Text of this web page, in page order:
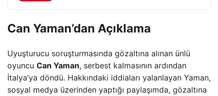
Can Yaman’dan Açıklama
Uyuşturucu soruşturmasında gözaltına alınan ünlü
oyuncu Can Yaman, serbest kalmasının ardından
İtalya’ya döndü. Hakkındaki iddiaları yalanlayan Yaman,
sosyal medya üzerinden yaptığı paylaşımda, gözaltına